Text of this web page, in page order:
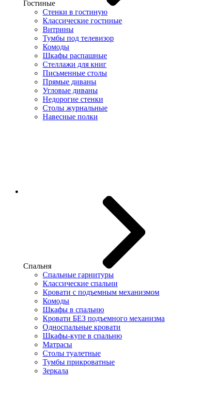
Гостиные
Стенки в гостиную
Классические гостиные
Витрины
Тумбы под телевизор
Комоды
Шкафы распашные
Стеллажи для книг
Письменные столы
Прямые диваны
Угловые диваны
Недорогие стенки
Столы журнальные
Навесные полки
Спальня
Спальные гарнитуры
Классические спальни
Кровати с подъемным механизмом
Комоды
Шкафы в спальню
Кровати БЕЗ подъемного механизма
Односпальные кровати
Шкафы-купе в спальню
Матрасы
Столы туалетные
Тумбы прикроватные
Зеркала